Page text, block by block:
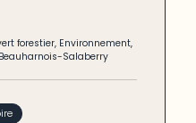
forestier, Environnement,
Beauharnois-Salaberry